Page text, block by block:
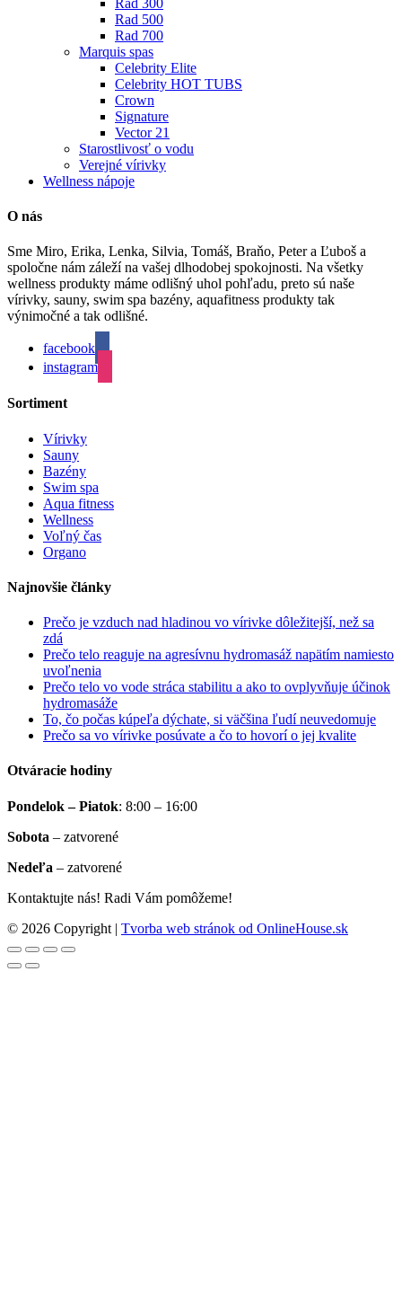
Rad 500
Rad 700
Marquis spas
Celebrity Elite
Celebrity HOT TUBS
Crown
Signature
Vector 21
Starostlivosť o vodu
Verejné vírivky
Wellness nápoje
O nás
Sme Miro, Erika, Lenka, Silvia, Tomáš, Braňo, Peter a Ľuboš a
spoločne nám záleží na vašej dlhodobej spokojnosti. Na všetky
wellness produkty máme odlišný uhol pohľadu, preto sú naše
vírivky, sauny, swim spa bazény, aquafitness produkty tak
výnimočné a tak odlišné.
facebook
instagram
Sortiment
Vírivky
Sauny
Bazény
Swim spa
Aqua fitness
Wellness
Voľný čas
Organo
Najnovšie články
Prečo je vzduch nad hladinou vo vírivke dôležitejší, než sa
zdá
Prečo telo reaguje na agresívnu hydromasáž napätím namiesto
uvoľnenia
Prečo telo vo vode stráca stabilitu a ako to ovplyvňuje účinok
hydromasáže
To, čo počas kúpeľa dýchate, si väčšina ľudí neuvedomuje
Prečo sa vo vírivke posúvate a čo to hovorí o jej kvalite
Otváracie hodiny
Pondelok – Piatok: 8:00 – 16:00
Sobota – zatvorené
Nedeľa – zatvorené
Kontaktujte nás! Radi Vám pomôžeme!
© 2026 Copyright | Tvorba web stránok od OnlineHouse.sk